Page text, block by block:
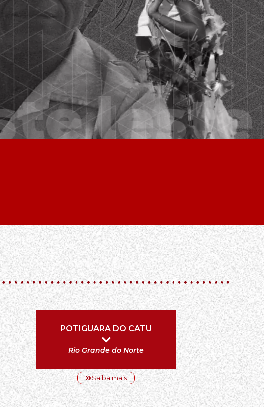
POTIGUARA DO CATU
Rio Grande do Norte
Saiba mais